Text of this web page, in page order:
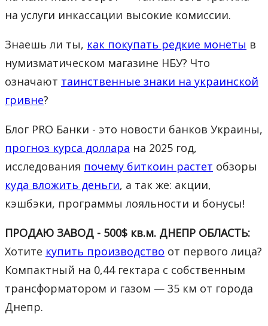
на услуги инкассации высокие комиссии.
Знаешь ли ты, как покупать редкие монеты в
нумизматическом магазине НБУ? Что
означают таинственные знаки на украинской
гривне?
Блог PRO Банки - это новости банков Украины,
прогноз курса доллара на 2025 год,
исследования почему биткоин растет обзоры
куда вложить деньги, а так же: акции,
кэшбэки, программы лояльности и бонусы!
ПРОДАЮ ЗАВОД - 500$ кв.м. ДНЕПР ОБЛАСТЬ:
Хотите купить производство от первого лица?
Компактный на 0,44 гектара с собственным
трансформатором и газом — 35 км от города
Днепр.